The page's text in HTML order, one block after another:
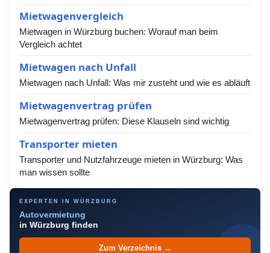
Mietwagenvergleich
Mietwagen in Würzburg buchen: Worauf man beim
Vergleich achtet
Mietwagen nach Unfall
Mietwagen nach Unfall: Was mir zusteht und wie es abläuft
Mietwagenvertrag prüfen
Mietwagenvertrag prüfen: Diese Klauseln sind wichtig
Transporter mieten
Transporter und Nutzfahrzeuge mieten in Würzburg: Was
man wissen sollte
EXPERTEN IN WÜRZBURG
Autovermietung
in Würzburg finden
Zum Verzeichnis →